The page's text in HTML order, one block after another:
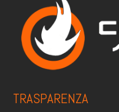
TRASPARENZA